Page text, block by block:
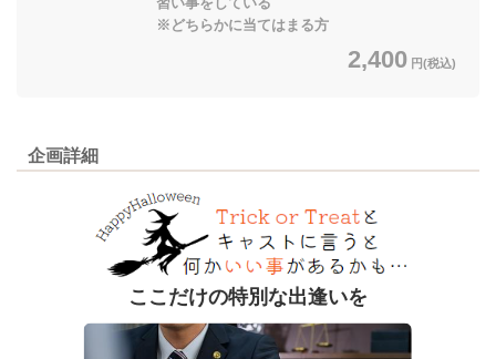
※どちらかに当てはまる方
2,400 円(税込)
企画詳細
ここだけの特別な出逢いを